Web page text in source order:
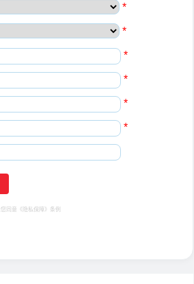
*
*
*
*
*
*
同意 《隐私保障》 条例